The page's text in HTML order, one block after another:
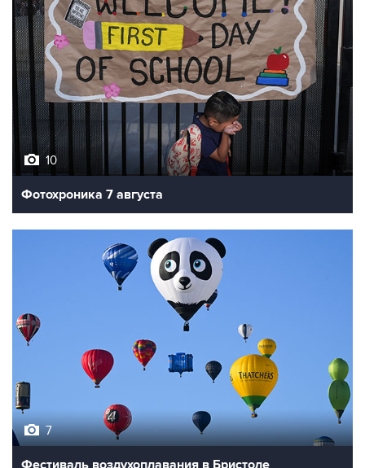
10
Фотохроника 7 августа
7